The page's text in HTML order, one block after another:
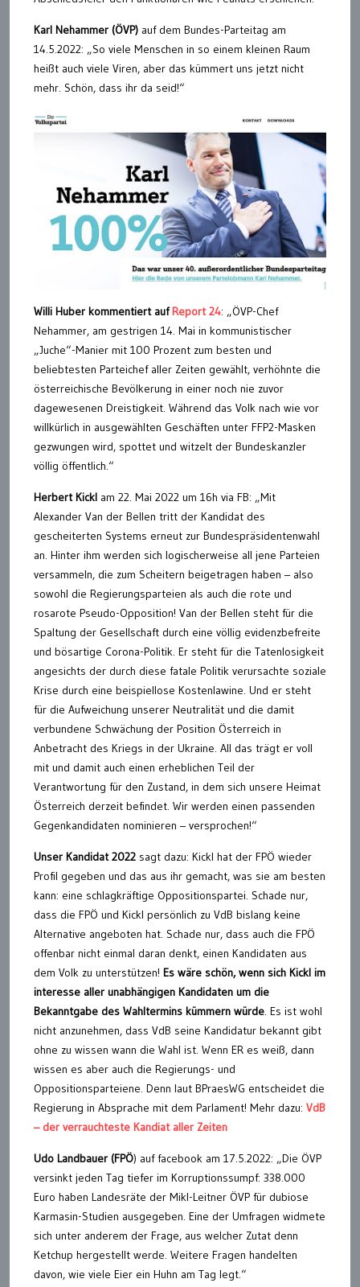
Karl Nehammer (ÖVP) auf dem Bundes-Parteitag am
14.5.2022: „So viele Menschen in so einem kleinen Raum
heißt auch viele Viren, aber das kümmert uns jetzt nicht
mehr. Schön, dass ihr da seid!“
Willi Huber kommentiert aufReport 24: „ÖVP-Chef
Nehammer, am gestrigen 14. Mai in kommunistischer
„Juche“-Manier mit 100 Prozent zum besten und
beliebtesten Parteichef aller Zeiten gewählt, verhöhnte die
österreichische Bevölkerung in einer noch nie zuvor
dagewesenen Dreistigkeit. Während das Volk nach wie vor
willkürlich in ausgewählten Geschäften unter FFP2-Masken
gezwungen wird, spottet und witzelt der Bundeskanzler
völlig öffentlich.“
Herbert Kickl am 22. Mai 2022 um 16h via FB: „Mit
Alexander Van der Bellen tritt der Kandidat des
gescheiterten Systems erneut zur Bundespräsidentenwahl
an. Hinter ihm werden sich logischerweise all jene Parteien
versammeln, die zum Scheitern beigetragen haben – also
sowohl die Regierungsparteien als auch die rote und
rosarote Pseudo-Opposition! Van der Bellen steht für die
Spaltung der Gesellschaft durch eine völlig evidenzbefreite
und bösartige Corona-Politik. Er steht für die Tatenlosigkeit
angesichts der durch diese fatale Politik verursachte soziale
Krise durch eine beispiellose Kostenlawine. Und er steht
für die Aufweichung unserer Neutralität und die damit
verbundene Schwächung der Position Österreich in
Anbetracht des Kriegs in der Ukraine. All das trägt er voll
mit und damit auch einen erheblichen Teil der
Verantwortung für den Zustand, in dem sich unsere Heimat
Österreich derzeit befindet. Wir werden einen passenden
Gegenkandidaten nominieren – versprochen!“
Unser Kandidat 2022 sagt dazu: Kickl hat der FPÖ wieder
Profil gegeben und das aus ihr gemacht, was sie am besten
kann: eine schlagkräftige Oppositionspartei. Schade nur,
dass die FPÖ und Kickl persönlich zu VdB bislang keine
Alternative angeboten hat. Schade nur, dass auch die FPÖ
offenbar nicht einmal daran denkt, einen Kandidaten aus
dem Volk zu unterstützen! Es wäre schön, wenn sich Kickl im
interesse aller unabhängigen Kandidaten um die
Bekanntgabe des Wahltermins kümmern würde. Es ist wohl
nicht anzunehmen, dass VdB seine Kandidatur bekannt gibt
ohne zu wissen wann die Wahl ist. Wenn ER es weiß, dann
wissen es aber auch die Regierungs- und
Oppositionsparteiene. Denn laut BPraesWG entscheidet die
Regierung in Absprache mit dem Parlament! Mehr dazu: VdB
– der verrauchteste Kandiat aller Zeiten
Udo Landbauer (FPÖ) auf facebook am 17.5.2022: „Die ÖVP
versinkt jeden Tag tiefer im Korruptionssumpf: 338.000
Euro haben Landesräte der Mikl-Leitner ÖVP für dubiose
Karmasin-Studien ausgegeben. Eine der Umfragen widmete
sich unter anderem der Frage, aus welcher Zutat denn
Ketchup hergestellt werde. Weitere Fragen handelten
davon, wie viele Eier ein Huhn am Tag legt.“